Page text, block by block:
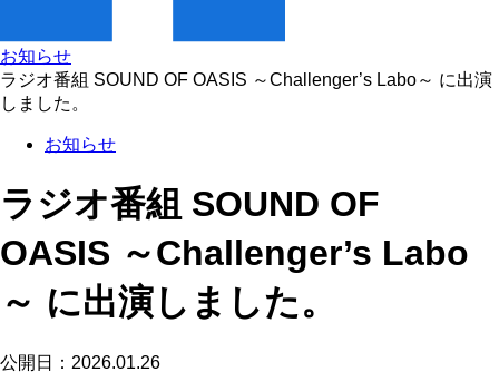
お知らせ
ラジオ番組 SOUND OF OASIS ～Challenger’s Labo～ に出演
しました。
お知らせ
ラジオ番組 SOUND OF
OASIS ～Challenger’s Labo
～ に出演しました。
公開日：2026.01.26